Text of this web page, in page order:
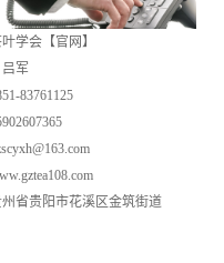
学会【官网】
军
83761125
省贵阳市花溪区金筑街道